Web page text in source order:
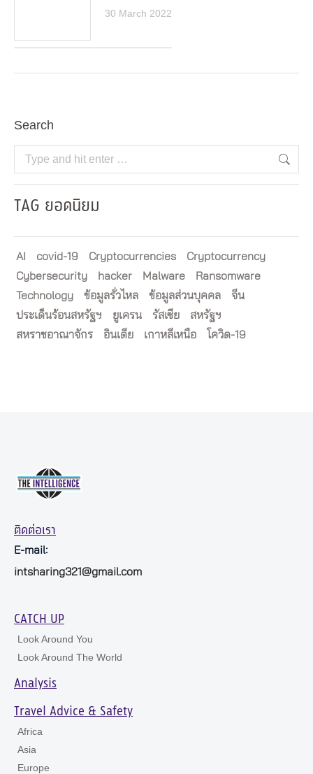
30 March 2022
Search
Search:
TAG ยอดนิยม
AI covid-19 Cryptocurrencies
Cryptocurrency
Cybersecurity
hacker Malware
Ransomware
Technology
ข้อมูลรั่วไหล ข้อมูลส่วนบุคคล
จีน
ประเด็นร้อนสหรัฐฯ
ยูเครน รัสเซีย
สหรัฐฯ
สหราชอาณาจักร
อินเดีย เกาหลีเหนือ โควิด-19
ติดต่อเรา
E-mail:
intsharing321@gmail.com
CATCH UP
Look Around You
Look Around The World
Analysis
Travel Advice & Safety
Africa
Asia
Europe